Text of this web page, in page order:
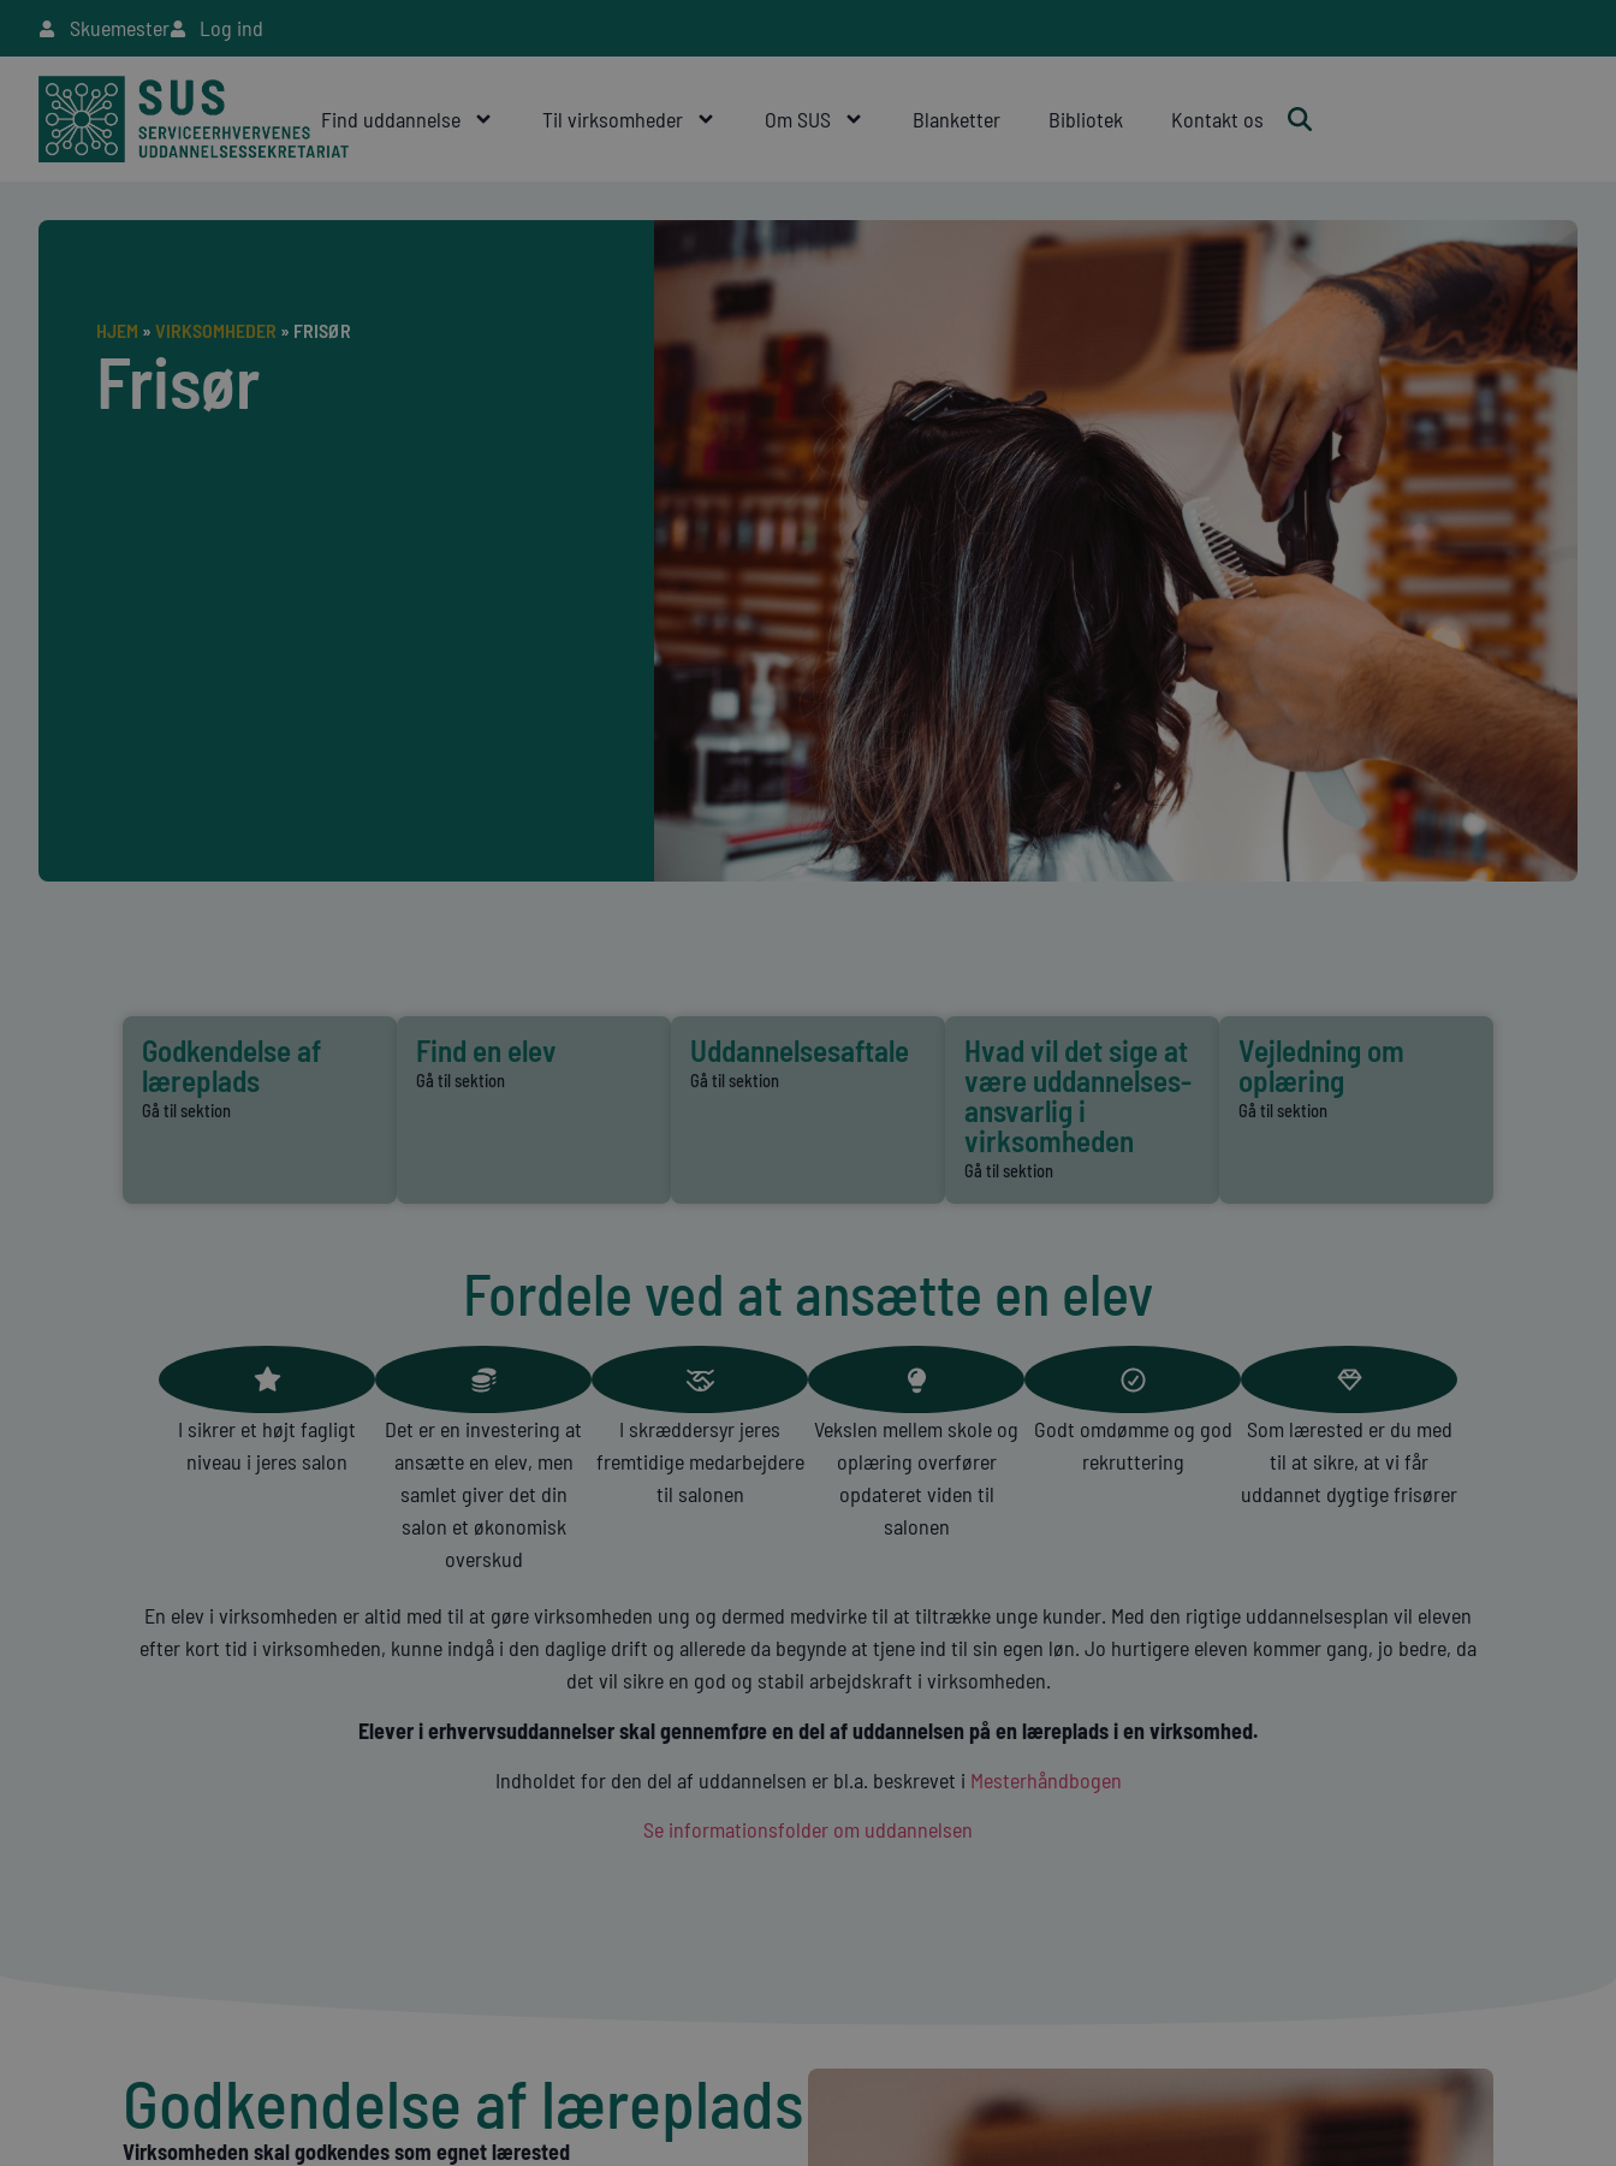
Skuemester Log ind
Find uddannelse Til virksomheder Om SUS Blanketter Bibliotek Kontakt os
HJEM » VIRKSOMHEDER » FRISØR
Frisør
Godkendelse af
læreplads
Gå til sektion
Find en elev
Gå til sektion
Uddannelsesaftale
Gå til sektion
Hvad vil det sige at
være uddannelses-
ansvarlig i
virksomheden
Gå til sektion
Vejledning om
oplæring
Gå til sektion
Fordele ved at ansætte en elev
I sikrer et højt fagligt
niveau i jeres salon
Det er en investering at
ansætte en elev, men
samlet giver det din
salon et økonomisk
overskud
I skræddersyr jeres
fremtidige medarbejdere
til salonen
Vekslen mellem skole og
oplæring overfører
opdateret viden til
salonen
Godt omdømme og god
rekruttering
Som lærested er du med
til at sikre, at vi får
uddannet dygtige frisører
En elev i virksomheden er altid med til at gøre virksomheden ung og dermed medvirke til at tiltrække unge kunder. Med den rigtige uddannelsesplan vil eleven
efter kort tid i virksomheden, kunne indgå i den daglige drift og allerede da begynde at tjene ind til sin egen løn. Jo hurtigere eleven kommer gang, jo bedre, da
det vil sikre en god og stabil arbejdskraft i virksomheden.
Elever i erhvervsuddannelser skal gennemføre en del af uddannelsen på en læreplads i en virksomhed.
Indholdet for den del af uddannelsen er bl.a. beskrevet i Mesterhåndbogen
Se informationsfolder om uddannelsen
Godkendelse af læreplads
Virksomheden skal godkendes som egnet lærested